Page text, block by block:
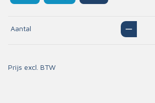
Aantal
Prijs excl. BTW